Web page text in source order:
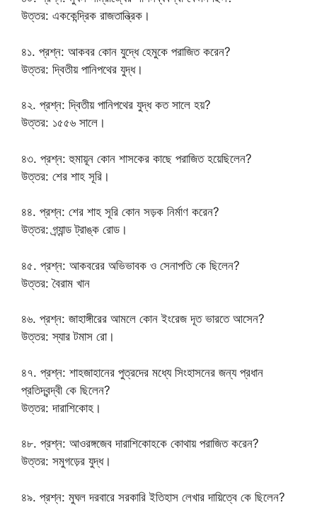
উত্তর: এককেন্দ্রিক রাজতান্ত্রিক।
৪১. প্রশ্ন: আকবর কোন যুদ্ধে হেমুকে পরাজিত করেন?
উত্তর: দ্বিতীয় পানিপথের যুদ্ধ।
৪২. প্রশ্ন: দ্বিতীয় পানিপথের যুদ্ধ কত সালে হয়?
উত্তর: ১৫৫৬ সালে।
৪৩. প্রশ্ন: হুমায়ূন কোন শাসকের কাছে পরাজিত হয়েছিলেন?
উত্তর: শের শাহ সূরি।
৪৪. প্রশ্ন: শের শাহ সূরি কোন সড়ক নির্মাণ করেন?
উত্তর: গ্র্যান্ড ট্রাঙ্ক রোড।
৪৫. প্রশ্ন: আকবরের অভিভাবক ও সেনাপতি কে ছিলেন?
উত্তর: বৈরাম খান
৪৬. প্রশ্ন: জাহাঙ্গীরের আমলে কোন ইংরেজ দূত ভারতে আসেন?
উত্তর: স্যার টমাস রো।
৪৭. প্রশ্ন: শাহজাহানের পুত্রদের মধ্যে সিংহাসনের জন্য প্রধান
প্রতিদ্বন্দ্বী কে ছিলেন?
উত্তর: দারাশিকোহ।
৪৮. প্রশ্ন: আওরঙ্গজেব দারাশিকোহকে কোথায় পরাজিত করেন?
উত্তর: সমুগড়ের যুদ্ধ।
৪৯. প্রশ্ন: মুঘল দরবারে সরকারি ইতিহাস লেখার দায়িত্বে কে ছিলেন?